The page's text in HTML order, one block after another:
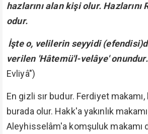
hazlarını alan kişi olur. Hazlarını
odur.
İşte o, velilerin seyyidi
verilen 'Hâtemü'l-velâye'
Evliyâ")
En gizli sır budur. Ferdiyet
burada olur. Hakk'a yakınlık
Aleyhisselâm'a komşuluk makamı